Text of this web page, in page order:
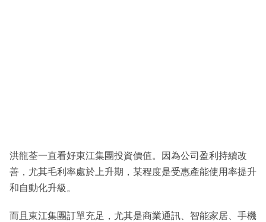
洪龍荃一直看好東江集團投資價值。因為公司盈利持續改
善，尤其毛利率處於上升期，某程度是受惠產能使用率提升
和自動化升級。
而且東江集團訂單充足，尤其是商業通訊、智能家居、手機